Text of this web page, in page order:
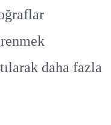
daha fazla